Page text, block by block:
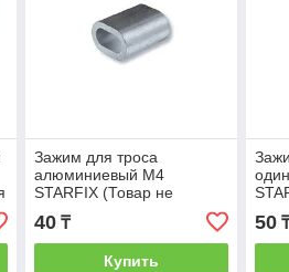
Зажим для троса
алюминиевый М4
STARFIX (Товар не
стикеруется для
розничной торговли)
(STARFIX) (SMP-77826-1)
40₸
Купить
50